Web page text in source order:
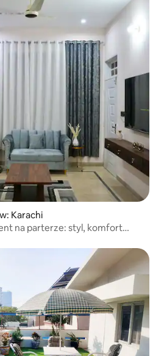
Karachi
na parterze: styl, komfort